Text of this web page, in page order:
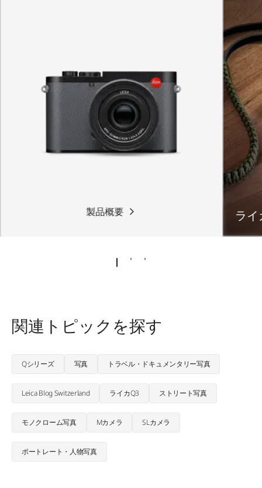
製品概要 ラ
関連トピックを探す
Qシリーズ 写真 トラベル・ドキュメンタリー写真
Leica Blog Switzerland ライカQ3 ストリート写真
モノクローム写真 Mカメラ SLカメラ
ポートレート・人物写真